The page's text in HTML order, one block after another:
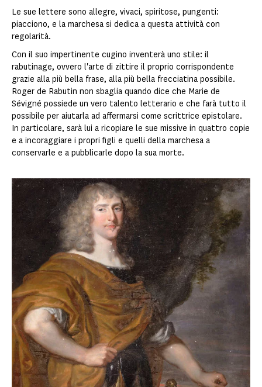
Le sue lettere sono allegre, vivaci, spiritose, pungenti:
piacciono, e la marchesa si dedica a questa attività con
regolarità.
Con il suo impertinente cugino inventerà uno stile: il
rabutinage, ovvero l'arte di zittire il proprio corrispondente
grazie alla più bella frase, alla più bella frecciatina possibile.
Roger de Rabutin non sbaglia quando dice che Marie de
Sévigné possiede un vero talento letterario e che farà tutto il
possibile per aiutarla ad affermarsi come scrittrice epistolare.
In particolare, sarà lui a ricopiare le sue missive in quattro copie
e a incoraggiare i propri figli e quelli della marchesa a
conservarle e a pubblicarle dopo la sua morte.